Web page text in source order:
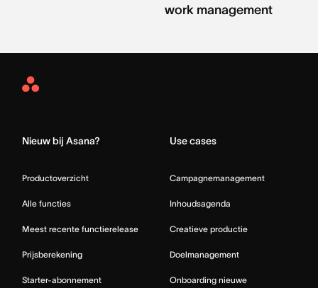
work management
Asana
Nieuw bij Asana?
Productoverzicht
Alle functies
Meest recente functierelease
Prijsberekening
Starter-abonnement
Use cases
Campagnemanagement
Inhoudsagenda
Creatieve productie
Doelmanagement
Onboarding nieuwe